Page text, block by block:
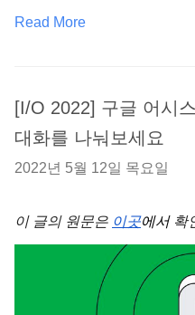
Read More
[I/O 2022] 구글 어시
대화를 나눠보세요
2022년 5월 12일 목요일
이 글의 원문은 이곳에서 확